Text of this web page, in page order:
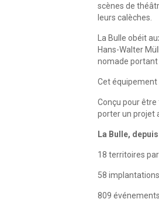
scènes de
leurs calèches.
La Bulle obéit
Hans-Walter
nomade portant
Cet équipement
Conçu pour
porter un projet
La Bulle,
18 territoires
58 implantations
809 événements